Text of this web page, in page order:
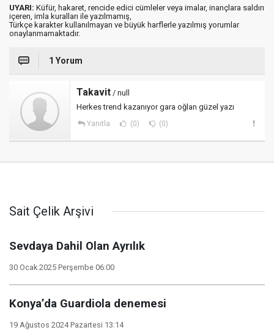
UYARI: Küfür, hakaret, rencide edici cümleler veya imalar, inançlara saldırı
içeren, imla kuralları ile yazılmamış,
Türkçe karakter kullanılmayan ve büyük harflerle yazılmış yorumlar
onaylanmamaktadır.
1 Yorum
Takavit / null
Herkes trend kazanıyor gara oğlan güzel yazı
Yanıtla (0) (0)
Sait Çelik Arşivi
Sevdaya Dahil Olan Ayrılık
30 Ocak 2025 Perşembe 06:00
Konya’da Guardiola denemesi
19 Ağustos 2024 Pazartesi 13:14